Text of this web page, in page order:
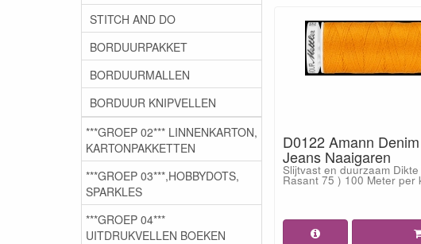
D0122 Amann
Jeans Naaigaren
Slijtvast en duurzaam
Rasant 75 ) 100 Meter per
STITCH AND DO
BORDUURPAKKET
BORDUURMALLEN
BORDUUR KNIPVELLEN
***GROEP 02*** LINNENKARTON,
KARTONPAKKETTEN
***GROEP 03***,HOBBYDOTS,
SPARKLES
***GROEP 04***
UITDRUKVELLEN BOEKEN